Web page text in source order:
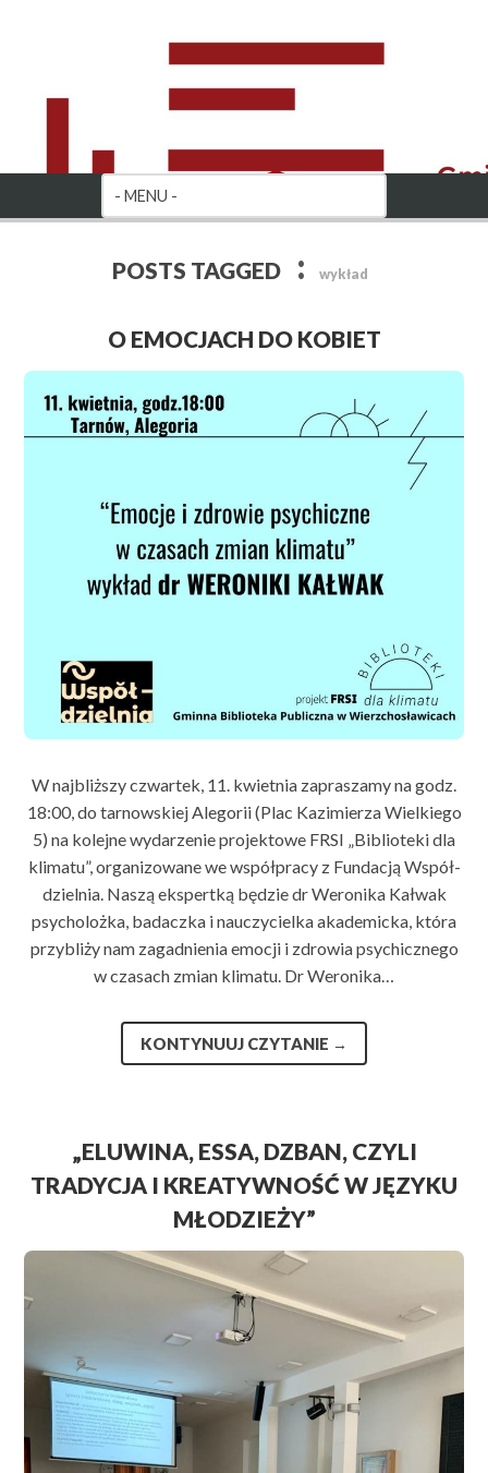
POSTS TAGGED : wykład
O EMOCJACH DO KOBIET
W najbliższy czwartek, 11. kwietnia zapraszamy na godz.
18:00, do tarnowskiej Alegorii (Plac Kazimierza Wielkiego
5) na kolejne wydarzenie projektowe FRSI „Biblioteki dla
klimatu”, organizowane we współpracy z Fundacją Współ-
dzielnia. Naszą ekspertką będzie dr Weronika Kałwak
psycholożka, badaczka i nauczycielka akademicka, która
przybliży nam zagadnienia emocji i zdrowia psychicznego
w czasach zmian klimatu. Dr Weronika…
KONTYNUUJ CZYTANIE →
„ELUWINA, ESSA, DZBAN, CZYLI
TRADYCJA I KREATYWNOŚĆ W JĘZYKU
MŁODZIEŻY”